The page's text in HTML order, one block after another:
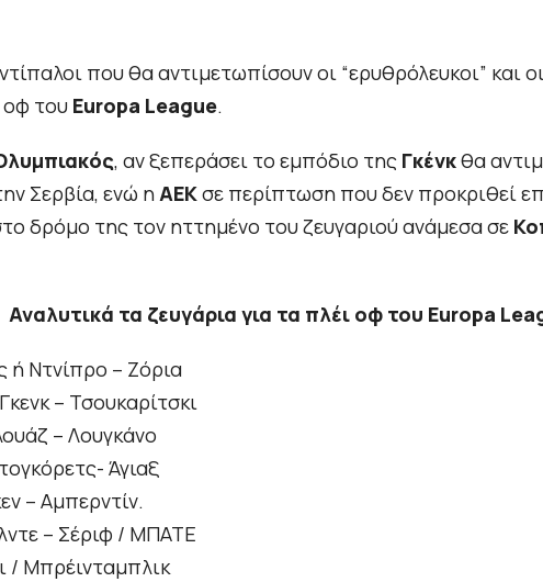
που θα αντιμετωπίσουν οι “ερυθρόλευκοι” και
οφ του Europa League.
, αν ξεπεράσει το εμπόδιο της Γκένκθα
Σερβία, ενώ ηΑΕΚσε περίπτωση που δεν προκριθεί
δρόμο της τον ηττημένο του ζευγαριού ανάμεσα σε
Αναλυτικά τα ζευγάρια για τα πλέι οφ του Europa
ή Ντνίπρο – Ζόρια
– Τσουκαρίτσκι
– Λουγκάνο
Άγιαξ
– Αμπερντίν.
– Σέριφ / ΜΠΑΤΕ
/ Μπρέινταμπλικ